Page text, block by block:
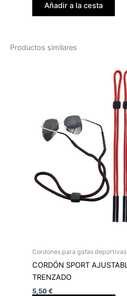
Añadir a la cesta
Productos similares
Cordones para gafas deportivas
CORDÓN SPORT
TRENZADO
5,50€
a
Les
être
sur
la
du